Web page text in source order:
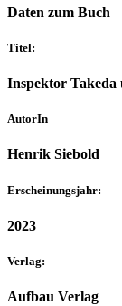
Daten zum Buch
Titel:
Inspektor Takeda
AutorIn
Henrik Siebold
Erscheinungsjahr:
2023
Verlag:
Aufbau Verlag